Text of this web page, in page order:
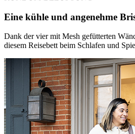
Eine kühle und angenehme
Dank der vier mit Mesh gefütterten
diesem Reisebett beim Schlafen und